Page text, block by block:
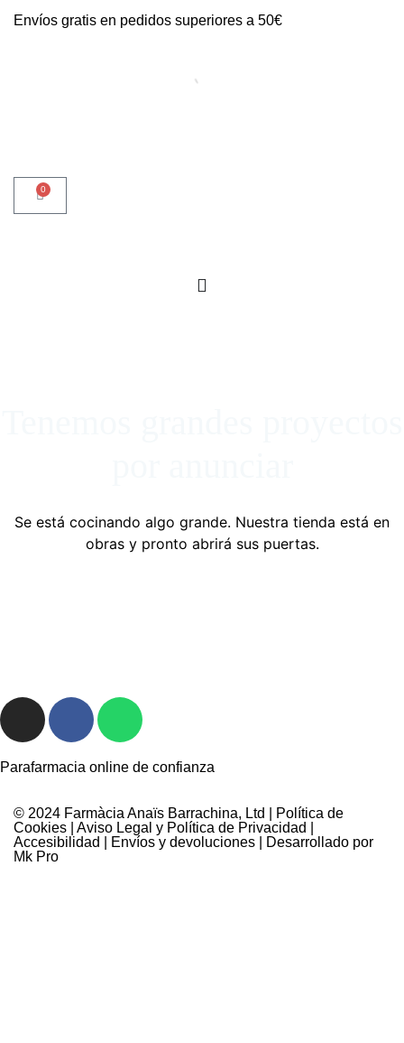
Envíos gratis en pedidos superiores a 50€
0
Se está cocinando algo grande. Nuestra tienda está en
obras y pronto abrirá sus puertas.
Parafarmacia online de confianza
© 2024 Farmàcia Anaïs Barrachina, Ltd |
Política de
Cookies
Aviso Legal y Política de Privacidad
Accesibilidad
Envíos y devoluciones | Desarrollado por
Mk Pro